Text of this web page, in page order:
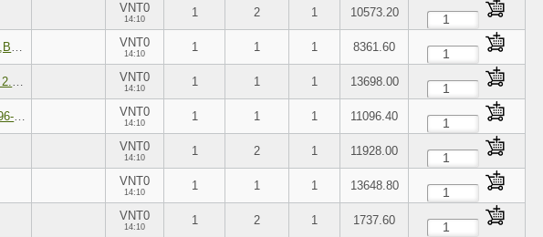
VNT0
14:10 1 2 1 10573.20
Глушитель ср.часть AUDI A3/VW GOLF IV,BORA/SKODA OCTAVIA/SEAT 1.4,1.6L,1.9SDI; 1J0 253 209 VNT0
14:10 1 1 1 8361.60
Глушитель ср.часть HONDA CR-V II (RD_) 2.0 02-> VNT0
14:10 1 1 1 13698.00
Глушитель ср.часть VW T4 1.9TD,2.4D 1996-1999; 028 253 409R VNT0
14:10 1 1 1 11096.40
VNT0
14:10 1 2 1 11928.00
VNT0
14:10 1 1 1 13648.80
VNT0
14:10 1 2 1 1737.60